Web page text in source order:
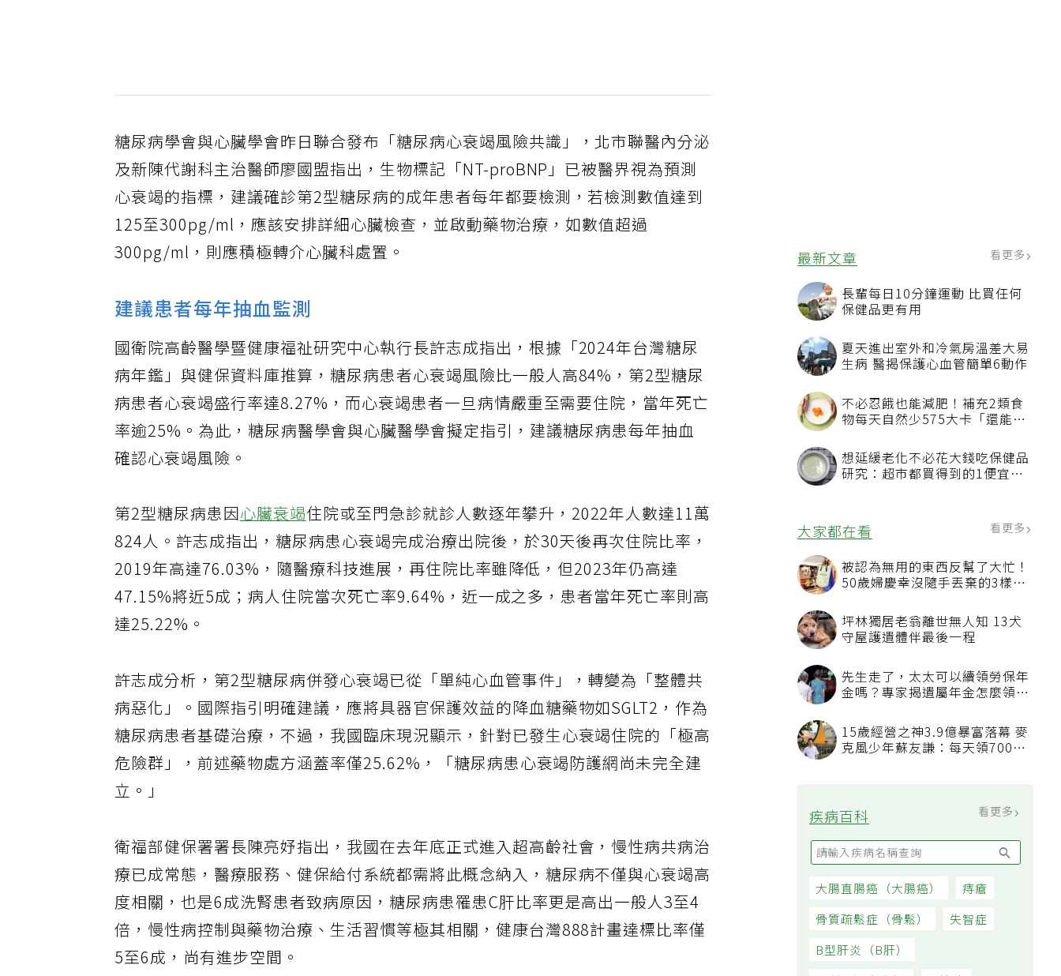
最新文章 看更多
長輩每日10分鐘運動 比買任何
保健品更有用
夏天進出室外和冷氣房溫差大易
生病 醫揭保護心血管簡單6動作
不必忍餓也能減肥！補充2類食
物每天自然少575大卡「還能吃
想延緩老化不必花大錢吃保健品
研究：超市都買得到的1便宜食
大家都在看
被認為無用的東西反幫了大忙！
50歲婦慶幸沒隨手丟棄的3樣物
品
坪林獨居老翁離世無人知 13犬
先生走了，太太可以續領勞保年
看順位還要看資格
15歲經營之神3.9億暴富落幕 麥
疾病百科
糖尿病學會與心臟學會昨日聯合發布「糖尿病心衰竭風險共識」，北市聯醫內分泌
及新陳代謝科主治醫師廖國盟指出，生物標記「NT-proBNP」已被醫界視為預測
心衰竭的指標，建議確診第2型糖尿病的成年患者每年都要檢測，若檢測數值達到
125至300pg/ml，應該安排詳細心臟檢查，並啟動藥物治療，如數值超過
300pg/ml，則應積極轉介心臟科處置。
建議患者每年抽血監測
國衛院高齡醫學暨健康福祉研究中心執行長許志成指出，根據「2024年台灣糖尿
病年鑑」與健保資料庫推算，糖尿病患者心衰竭風險比一般人高84%，第2型糖尿
病患者心衰竭盛行率達8.27%，而心衰竭患者一旦病情嚴重至需要住院，當年死亡
率逾25%。為此，糖尿病醫學會與心臟醫學會擬定指引，建議糖尿病患每年抽血
確認心衰竭風險。
第2型糖尿病患因心臟衰竭住院或至門急診就診人數逐年攀升，2022年人數達11萬
824人。許志成指出，糖尿病患心衰竭完成治療出院後，於30天後再次住院比率，
2019年高達76.03%，隨醫療科技進展，再住院比率雖降低，但2023年仍高達
47.15%將近5成；病人住院當次死亡率9.64%，近一成之多，患者當年死亡率則高
達25.22%。
許志成分析，第2型糖尿病併發心衰竭已從「單純心血管事件」，轉變為「整體共
病惡化」。國際指引明確建議，應將具器官保護效益的降血糖藥物如SGLT2，作為
糖尿病患者基礎治療，不過，我國臨床現況顯示，針對已發生心衰竭住院的「極高
危險群」，前述藥物處方涵蓋率僅25.62%，「糖尿病患心衰竭防護網尚未完全建
立。」
衛福部健保署署長陳亮妤指出，我國在去年底正式進入超高齡社會，慢性病共病治
療已成常態，醫療服務、健保給付系統都需將此概念納入，糖尿病不僅與心衰竭高
度相關，也是6成洗腎患者致病原因，糖尿病患罹患C肝比率更是高出一般人3至4
倍，慢性病控制與藥物治療、生活習慣等極其相關，健康台灣888計畫達標比率僅
5至6成，尚有進步空間。